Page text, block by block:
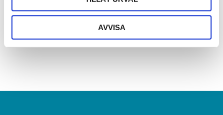
AVVISA
Nikotinhalt
20mg
Frågor? Kontakta oss här